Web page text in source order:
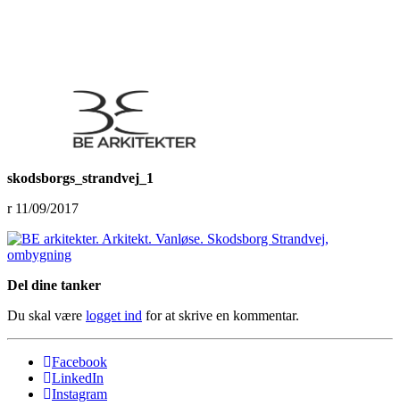
skodsborgs_strandvej_1
11/09/2017
Del dine tanker
Du skal være logget ind for at skrive en kommentar.
Facebook
LinkedIn
Instagram